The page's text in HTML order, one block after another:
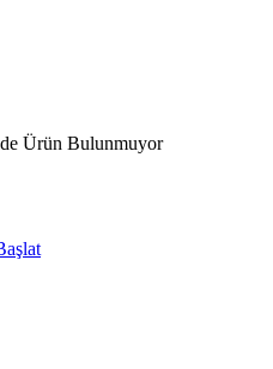
Ürün Bulunmuyor